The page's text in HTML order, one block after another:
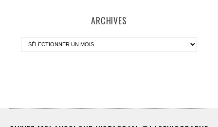
ARCHIVES